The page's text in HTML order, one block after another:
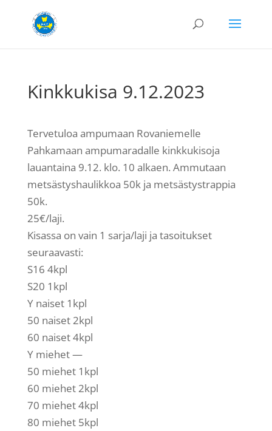
Kinkkukisa 9.12.2023
Tervetuloa ampumaan Rovaniemelle
Pahkamaan ampumaradalle kinkkukisoja
lauantaina 9.12. klo. 10 alkaen. Ammutaan
metsästyshaulikkoa 50k ja metsästystrappia
50k.
25€/laji.
Kisassa on vain 1 sarja/laji ja tasoitukset
seuraavasti:
S16 4kpl
S20 1kpl
Y naiset 1kpl
50 naiset 2kpl
60 naiset 4kpl
Y miehet —
50 miehet 1kpl
60 miehet 2kpl
70 miehet 4kpl
80 miehet 5kpl